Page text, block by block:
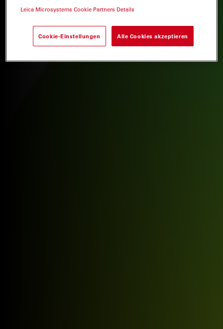
Leica Microsystems Cookie Partners Details
Cookie-Einstellungen Alle Cookies akzeptieren